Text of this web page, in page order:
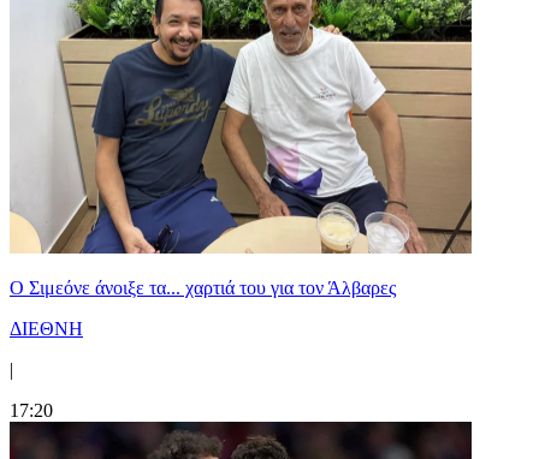
Ο Σιμεόνε άνοιξε τα... χαρτιά του για τον Άλβαρες
ΔΙΕΘΝΗ
|
17:20